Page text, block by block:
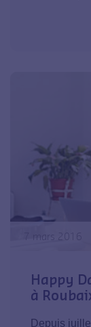
7 mars 2016
Happy
à
Depuis